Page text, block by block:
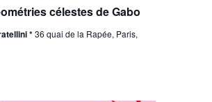
célestes de Gabo
*36 quai de la Rapée, Paris,